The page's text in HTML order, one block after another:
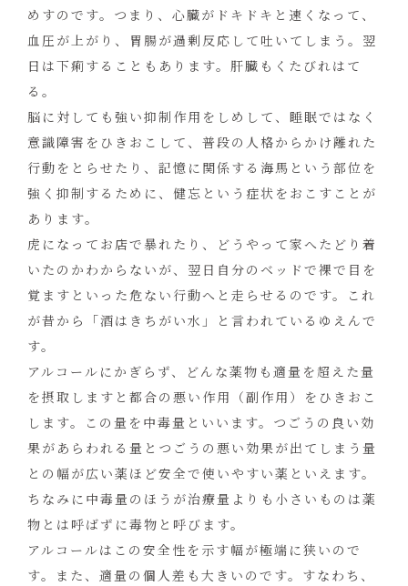
めすのです。つまり、心臓がドキドキと速くなって、
血圧が上がり、胃腸が過剰反応して吐いてしまう。翌
日は下痢することもあります。肝臓もくたびれはて
る。
脳に対しても強い抑制作用をしめして、睡眠ではなく
意識障害をひきおこして、普段の人格からかけ離れた
行動をとらせたり、記憶に関係する海馬という部位を
強く抑制するために、健忘という症状をおこすことが
あります。
虎になってお店で暴れたり、どうやって家へたどり着
いたのかわからないが、翌日自分のベッドで裸で目を
覚ますといった危ない行動へと走らせるのです。これ
が昔から「酒はきちがい水」と言われているゆえんで
す。
アルコールにかぎらず、どんな薬物も適量を超えた量
を摂取しますと都合の悪い作用（副作用）をひきおこ
します。この量を中毒量といいます。つごうの良い効
果があらわれる量とつごうの悪い効果が出てしまう量
との幅が広い薬ほど安全で使いやすい薬といえます。
ちなみに中毒量のほうが治療量よりも小さいものは薬
物とは呼ばずに毒物と呼びます。
アルコールはこの安全性を示す幅が極端に狭いので
す。また、適量の個人差も大きいのです。すなわち、